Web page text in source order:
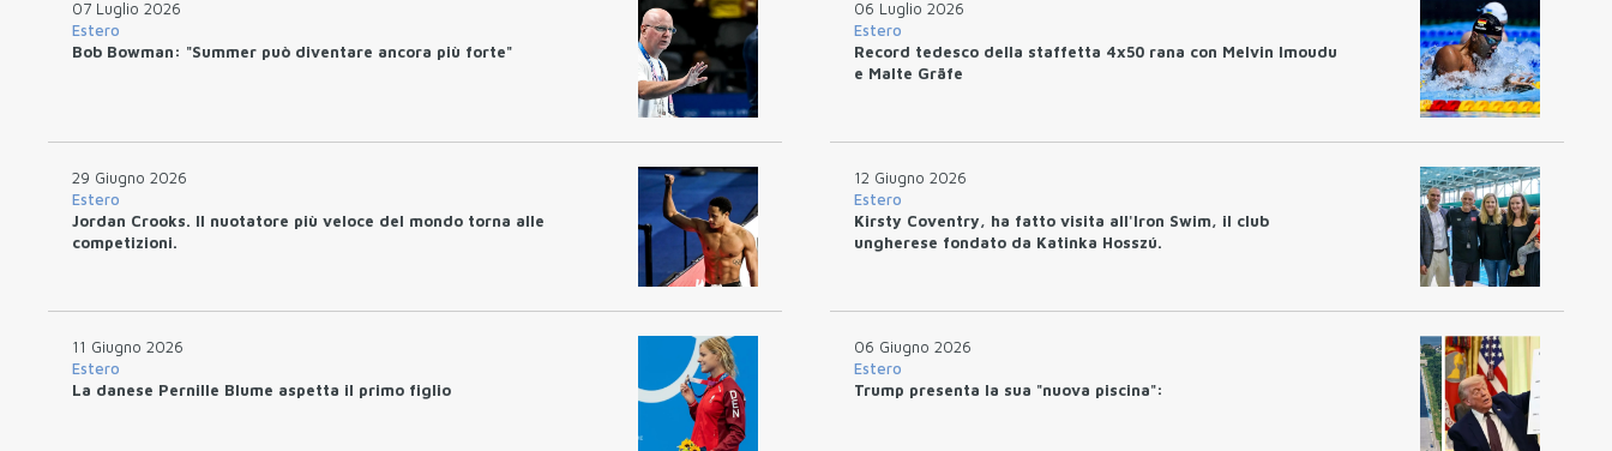
07 Luglio 2026
Estero
Bob Bowman: "Summer può diventare ancora più forte"
06 Luglio 2026
Estero
Record tedesco della staffetta 4x50 rana con Melvin Imoudu
e Malte Gräfe
29 Giugno 2026
Estero
Jordan Crooks. Il nuotatore più veloce del mondo torna alle
competizioni.
12 Giugno 2026
Estero
Kirsty Coventry, ha fatto visita all'Iron Swim, il club
ungherese fondato da Katinka Hosszú.
11 Giugno 2026
Estero
La danese Pernille Blume aspetta il primo figlio
06 Giugno 2026
Estero
Trump presenta la sua "nuova piscina":